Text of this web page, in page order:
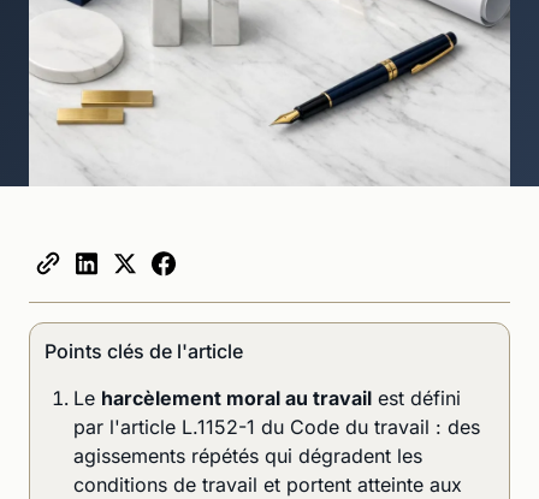
Points clés de l'article
Le harcèlement moral au travail est défini
par l'article L.1152-1 du Code du travail : des
agissements répétés qui dégradent les
conditions de travail et portent atteinte aux